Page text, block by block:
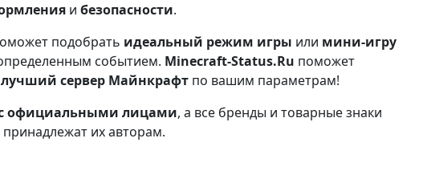
и безопасности.
подобрать идеальный режим игры или мини-игру
событием. Minecraft-Status.Ru поможет
лучший сервер Майнкрафт по вашим параметрам!
с официальными лицами, а все бренды и товарные знаки
их авторам.